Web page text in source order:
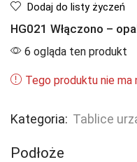
Dodaj do listy życzeń
HG021 Włączono –
6 ogląda ten produkt
Tego produktu nie ma
Kategoria: Tablice
Podłoże